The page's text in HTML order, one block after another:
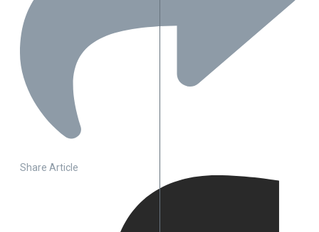
Share Article